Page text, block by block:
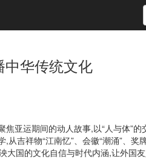
华传统文化
亚运期间的动人故事,以“人与体”
吉祥物“江南忆”、会徽“潮涌”、奖
国的文化自信与时代内涵,让外国友